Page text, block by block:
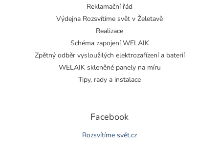
Reklamační řád
Výdejna Rozsvítíme svět v Želetavě
Realizace
Schéma zapojení WELAIK
Zpětný odběr vysloužilých elektrozařízení a baterií
WELAIK skleněné panely na míru
Tipy, rady a instalace
Facebook
Rozsvítíme svět.cz